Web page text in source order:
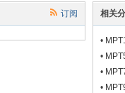
订阅 相关
•
治疗
•
物理
•
前移
•